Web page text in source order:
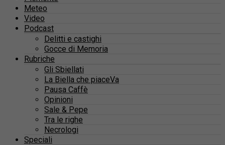
Meteo
Video
Podcast
Delitti e castighi
Gocce di Memoria
Rubriche
Gli Sbiellati
La Biella che piaceVa
Pausa Caffè
Opinioni
Sale & Pepe
Tra le righe
Necrologi
Speciali